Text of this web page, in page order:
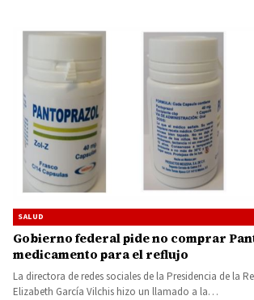
SALUD
Gobierno federal pide no comprar
medicamento para el reflujo
La directora de redes sociales de la Presidencia de la
Elizabeth García Vilchis hizo un llamado a la…